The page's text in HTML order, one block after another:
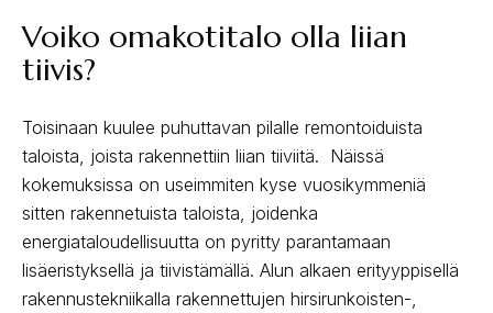
Voiko omakotitalo olla liian
tiivis?
Toisinaan kuulee puhuttavan pilalle remontoiduista
taloista, joista rakennettiin liian tiiviitä. Näissä
kokemuksissa on useimmiten kyse vuosikymmeniä
sitten rakennetuista taloista, joidenka
energiataloudellisuutta on pyritty parantamaan
lisäeristyksellä ja tiivistämällä. Alun alkaen erityyppisellä
rakennustekniikalla rakennettujen hirsirunkoisten-,